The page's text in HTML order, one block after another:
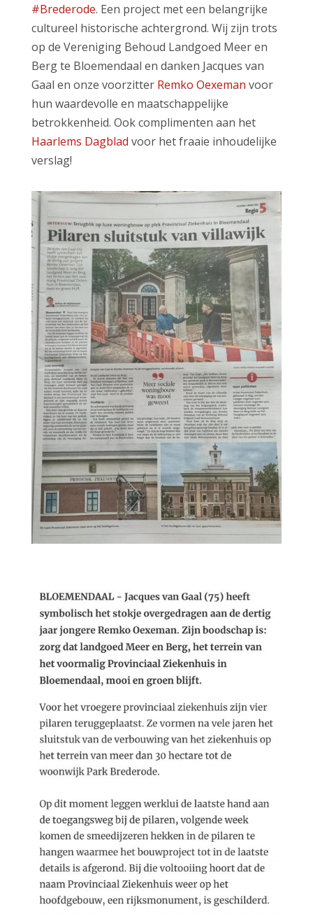
#Brederode. Een project met een belangrijke
cultureel historische achtergrond. Wij zijn trots
op de Vereniging Behoud Landgoed Meer en
Berg te Bloemendaal en danken Jacques van
Gaal en onze voorzitter Remko Oexeman voor
hun waardevolle en maatschappelijke
betrokkenheid. Ook complimenten aan het
Haarlems Dagblad voor het fraaie inhoudelijke
verslag!